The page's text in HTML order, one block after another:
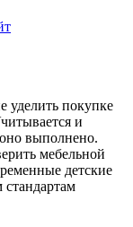
уделить покупке
и
выполнено.
мебельной
детские